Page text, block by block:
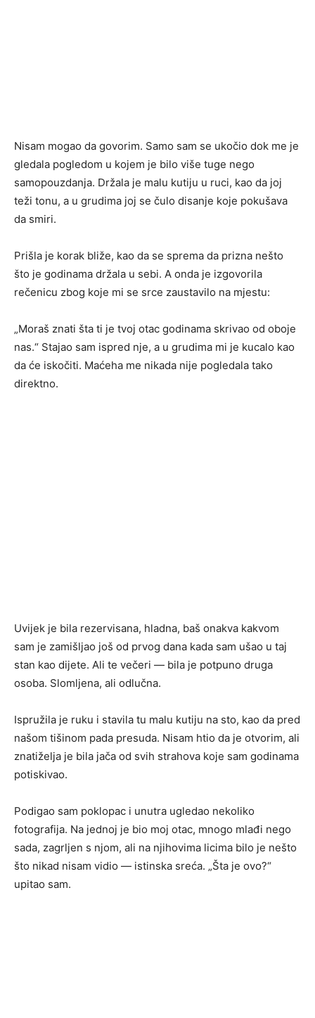
Nisam mogao da govorim. Samo sam se ukočio dok me je
gledala pogledom u kojem je bilo više tuge nego
samopouzdanja. Držala je malu kutiju u ruci, kao da joj
teži tonu, a u grudima joj se čulo disanje koje pokušava
da smiri.
Prišla je korak bliže, kao da se sprema da prizna nešto
što je godinama držala u sebi. A onda je izgovorila
rečenicu zbog koje mi se srce zaustavilo na mjestu:
„Moraš znati šta ti je tvoj otac godinama skrivao od oboje
nas.“ Stajao sam ispred nje, a u grudima mi je kucalo kao
da će iskočiti. Maćeha me nikada nije pogledala tako
direktno.
Uvijek je bila rezervisana, hladna, baš onakva kakvom
sam je zamišljao još od prvog dana kada sam ušao u taj
stan kao dijete. Ali te večeri — bila je potpuno druga
osoba. Slomljena, ali odlučna.
Ispružila je ruku i stavila tu malu kutiju na sto, kao da pred
našom tišinom pada presuda. Nisam htio da je otvorim, ali
znatiželja je bila jača od svih strahova koje sam godinama
potiskivao.
Podigao sam poklopac i unutra ugledao nekoliko
fotografija. Na jednoj je bio moj otac, mnogo mlađi nego
sada, zagrljen s njom, ali na njihovima licima bilo je nešto
što nikad nisam vidio — istinska sreća. „Šta je ovo?“
upitao sam.